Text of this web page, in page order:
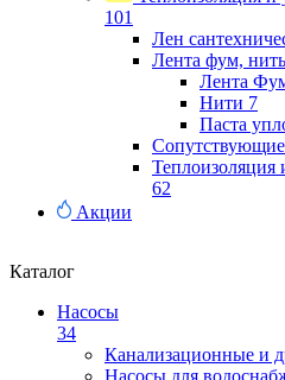
101
Лен
Лента фум,
Лента
Нити 7
Паста
Сопутствующие
Теплоизоляция
62
Акции
Каталог
Насосы
34
Канализационные и